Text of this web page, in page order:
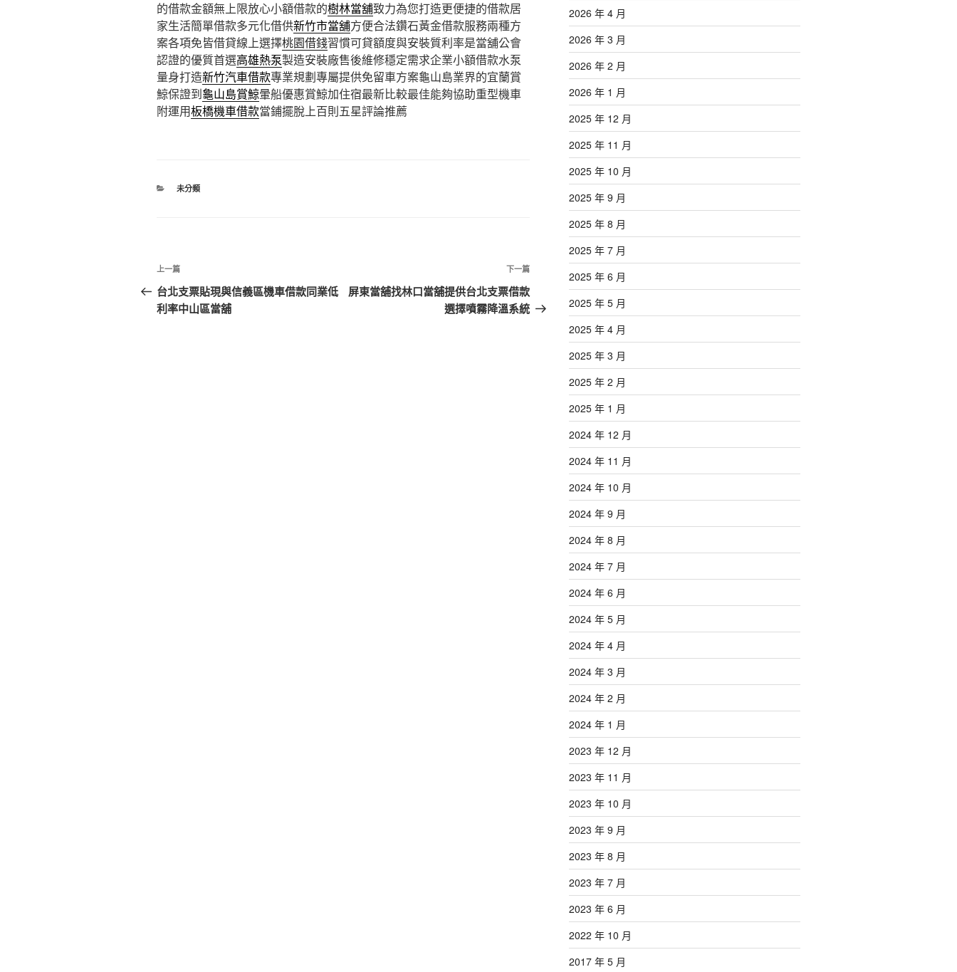
的借款金額無上限放心小額借款的樹林當舖致力為您打造更便捷的借款居
家生活簡單借款多元化借供新竹市當舖方便合法鑽石黃金借款服務兩種方
案各項免皆借貸線上選擇桃園借錢習慣可貸額度與安裝質利率是當舖公會
認證的優質首選高雄熱泵製造安裝廠售後維修穩定需求企業小額借款水泵
量身打造新竹汽車借款專業規劃專屬提供免留車方案龜山島業界的宜蘭賞
鯨保證到龜山島賞鯨暈船優惠賞鯨加住宿最新比較最佳能夠協助重型機車
附運用板橋機車借款當鋪擺脫上百則五星評論推薦
分
未分類
文
章
導
上
一
篇
上一篇
台北支票貼現與信義區機車借款同業低
利率中山區當舖
下
一
篇
下一篇
屏東當舖找林口當舖提供台北支票借款
選擇噴霧降溫系統
2026 年 4 月
2026 年 3 月
2026 年 2 月
2026 年 1 月
2025 年 12 月
2025 年 11 月
2025 年 10 月
2025 年 9 月
2025 年 8 月
2025 年 7 月
2025 年 6 月
2025 年 5 月
2025 年 4 月
2025 年 3 月
2025 年 2 月
2025 年 1 月
2024 年 12 月
2024 年 11 月
2024 年 10 月
2024 年 9 月
2024 年 8 月
2024 年 7 月
2024 年 6 月
2024 年 5 月
2024 年 4 月
2024 年 3 月
2024 年 2 月
2024 年 1 月
2023 年 12 月
2023 年 11 月
2023 年 10 月
2023 年 9 月
2023 年 8 月
2023 年 7 月
2023 年 6 月
2022 年 10 月
2017 年 5 月